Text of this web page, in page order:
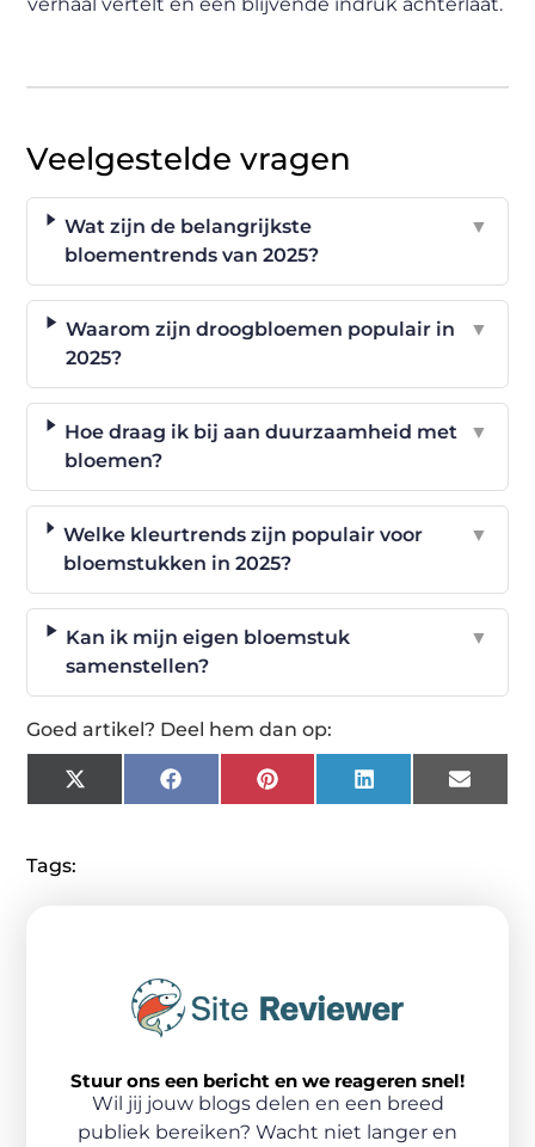
Veelgestelde vragen
Wat zijn de belangrijkste
bloementrends van 2025?
▼
Waarom zijn droogbloemen populair in
2025?
▼
Hoe draag ik bij aan duurzaamheid met
bloemen?
▼
Welke kleurtrends zijn populair voor
bloemstukken in 2025?
▼
Kan ik mijn eigen bloemstuk
samenstellen?
▼
Goed artikel? Deel hem dan op:
X
(Twitter)
FacebookPinterestLinkedIn Email
Tags:
Stuur ons een bericht en we reageren snel!
Wil jij jouw blogs delen en een breed
publiek bereiken? Wacht niet langer en